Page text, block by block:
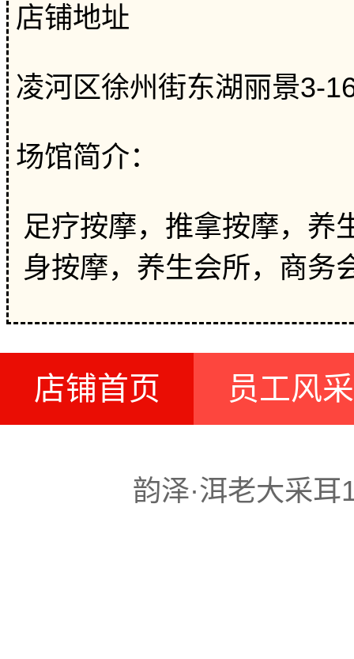
店铺地址
凌河区徐州街东湖丽景3-
场馆简介：
足疗按摩，推拿按摩，养
身按摩，养生会所，商务
店铺首页 员工风采
韵泽·洱老大采